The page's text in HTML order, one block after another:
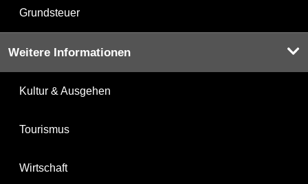
Grundsteuer
Weitere Informationen
Kultur & Ausgehen
Tourismus
Wirtschaft